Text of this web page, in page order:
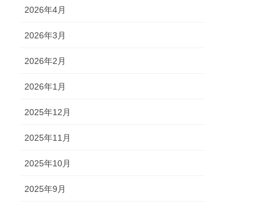
2026年4月
2026年3月
2026年2月
2026年1月
2025年12月
2025年11月
2025年10月
2025年9月